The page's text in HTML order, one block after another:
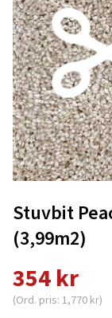
Stuvbit
(3,99m2)
354 kr
(Ord. pris: 1,770 kr)